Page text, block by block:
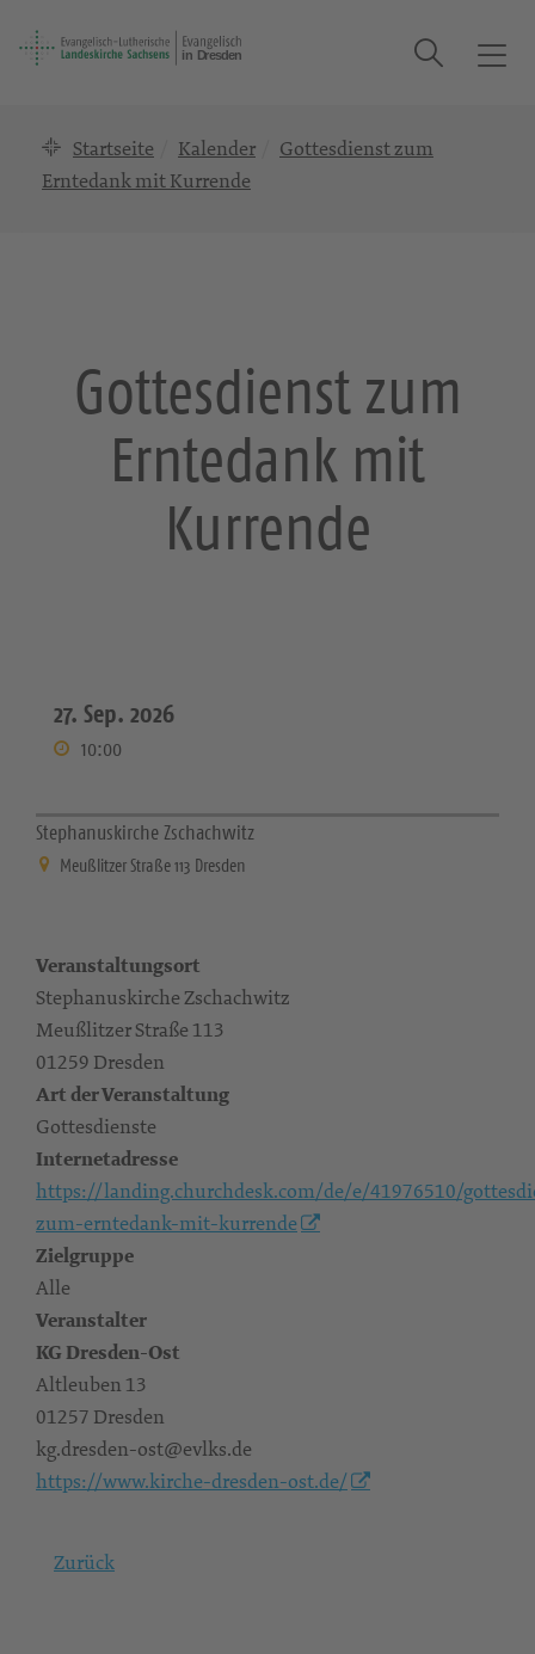
T
Suche
Startseite Kalender
Gottesdienst zum
Erntedank mit Kurrende
Gottesdienst zum
Erntedank mit
Kurrende
27. Sep. 2026
10:00
Stephanuskirche Zschachwitz
Meußlitzer Straße 113 Dresden
Veranstaltungsort
Stephanuskirche Zschachwitz
Meußlitzer Straße 113
01259 Dresden
Art der Veranstaltung
Gottesdienste
Internetadresse
https://landing.churchdesk.com/de/e/41976510/
zum-erntedank-mit-kurrende
Zielgruppe
Alle
Veranstalter
KG Dresden-Ost
Altleuben 13
01257 Dresden
kg.dresden-ost@evlks.de
https://www.kirche-dresden-ost.de/
Zurück